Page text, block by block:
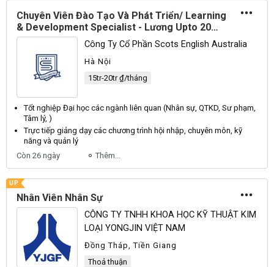
Chuyên Viên Đào Tạo Và Phát Triển/ Learning
& Development Specialist - Lương Upto 20
Triệu
Công Ty Cổ Phần Scots English Australia
Hà Nội
15tr-20tr ₫/tháng
Tốt nghiệp Đại học các ngành liên quan (Nhân sự, QTKD, Sư phạm,
Tâm lý, )
Trực tiếp giảng dạy các chương trình hội nhập, chuyên môn, kỹ
năng và quản lý
Còn 26 ngày
Thêm...
UP
Nhân Viên Nhân Sự
CÔNG TY TNHH KHOA HỌC KỸ THUẬT KIM
LOẠI YONGJIN VIỆT NAM
Đồng Tháp, Tiền Giang
Thoả thuận